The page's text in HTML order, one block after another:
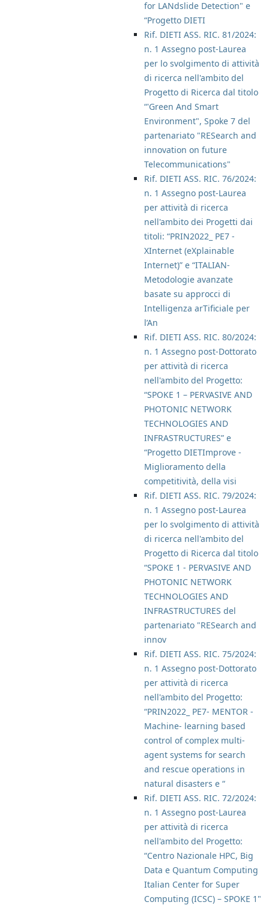
for LANdslide Detection" e
“Progetto DIETI
Rif. DIETI ASS. RIC. 81/2024:
n. 1 Assegno post-Laurea
per lo svolgimento di attività
di ricerca nell'ambito del
Progetto di Ricerca dal titolo
“'Green And Smart
Environment", Spoke 7 del
partenariato "RESearch and
innovation on future
Telecommunications"
Rif. DIETI ASS. RIC. 76/2024:
n. 1 Assegno post-Laurea
per attività di ricerca
nell'ambito dei Progetti dai
titoli: “PRIN2022_ PE7 -
XInternet (eXplainable
Internet)” e “ITALIAN-
Metodologie avanzate
basate su approcci di
Intelligenza arTificiale per
l’An
Rif. DIETI ASS. RIC. 80/2024:
n. 1 Assegno post-Dottorato
per attività di ricerca
nell'ambito del Progetto:
“SPOKE 1 – PERVASIVE AND
PHOTONIC NETWORK
TECHNOLOGIES AND
INFRASTRUCTURES” e
“Progetto DIETImprove -
Miglioramento della
competitività, della visi
Rif. DIETI ASS. RIC. 79/2024:
n. 1 Assegno post-Laurea
per lo svolgimento di attività
di ricerca nell'ambito del
Progetto di Ricerca dal titolo
“SPOKE 1 - PERVASIVE AND
PHOTONIC NETWORK
TECHNOLOGIES AND
INFRASTRUCTURES del
partenariato "RESearch and
innov
Rif. DIETI ASS. RIC. 75/2024:
n. 1 Assegno post-Dottorato
per attività di ricerca
nell'ambito del Progetto:
“PRIN2022_ PE7- MENTOR -
Machine- learning based
control of complex multi-
agent systems for search
and rescue operations in
natural disasters e “
Rif. DIETI ASS. RIC. 72/2024:
n. 1 Assegno post-Laurea
per attività di ricerca
nell'ambito del Progetto:
“Centro Nazionale HPC, Big
Data e Quantum Computing
Italian Center for Super
Computing (ICSC) – SPOKE 1"